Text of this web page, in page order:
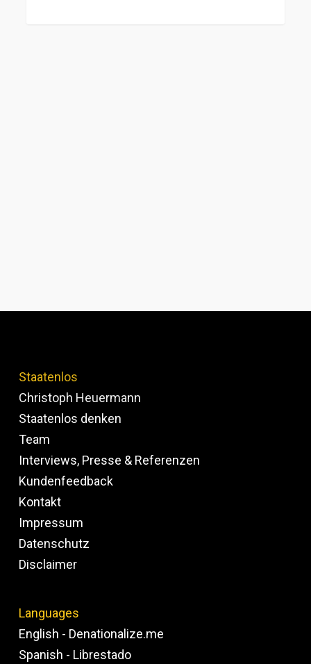
Staatenlos
Christoph Heuermann
Staatenlos denken
Team
Interviews, Presse & Referenzen
Kundenfeedback
Kontakt
Impressum
Datenschutz
Disclaimer
Languages
English - Denationalize.me
Spanish - Librestado